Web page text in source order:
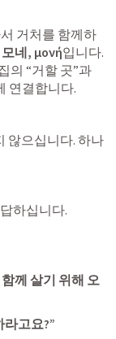
거처를 함께하
모네, μονή입니다.
의 “거할 곳”과
연결합니다.
않으십니다. 하나
하십니다.
께 살기 위해 오
고요?”